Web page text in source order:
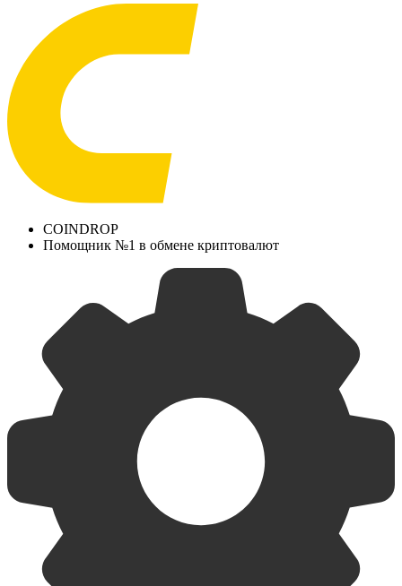
COINDROP
Помощник №1 в обмене криптовалют